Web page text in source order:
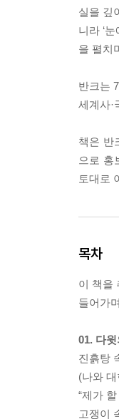
실을 깊
니라 ‘
을 펼치
반크는
세계사·
책은 반
으로 홍
토대로
목차
이 책을
들어가
01. 다
진흙탕
(나와
“제가
고쟁이